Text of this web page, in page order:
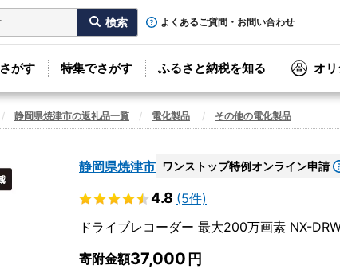
よくあるご質問・お問い合わせ
がす 特集でさがす ふるさと納税を知る オ
静岡県焼津市の返礼品一覧 電化製品 その他の電化製品
静岡県焼津市 ワンストップ特例オンライン申請
4.8 (5件)
ドライブレコーダー 最大200万画素 NX-
寄附金額37,000